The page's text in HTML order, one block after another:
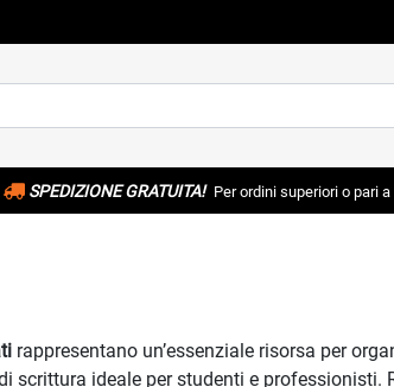
SPEDIZIONE GRATUITA! Per ordini superiori o pari a
rappresentano un’essenziale risorsa per
scrittura ideale per studenti e